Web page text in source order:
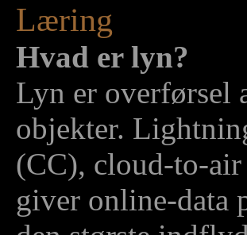
Læring
Hvad er lyn?
Lyn er overførsel
objekter.
(CC), cloud-to-
giver online-